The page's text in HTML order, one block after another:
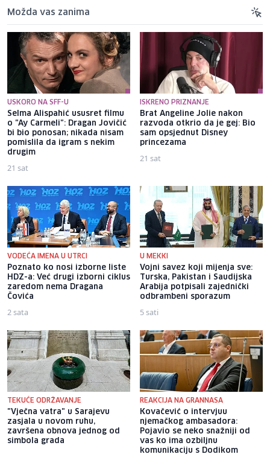
Možda vas zanima
USKORO NA SFF-U
Selma Alispahić ususret filmu
o "Ay Carmeli": Dragan Jovičić
bi bio ponosan; nikada nisam
pomislila da igram s nekim
drugim
21 sat
ISKRENO PRIZNANJE
Brat Angeline Jolie nakon
razvoda otkrio da je gej: Bio
sam opsjednut Disney
princezama
21 sat
VODEĆA IMENA U UTRCI
Poznato ko nosi izborne liste
HDZ-a: Već drugi izborni ciklus
zaredom nema Dragana
Čovića
2 sata
U MEKKI
Vojni savez koji mijenja sve:
Turska, Pakistan i Saudijska
Arabija potpisali zajednički
odbrambeni sporazum
5 sati
TEKUĆE ODRŽAVANJE
"Vječna vatra" u Sarajevu
zasjala u novom ruhu,
završena obnova jednog od
simbola grada
REAKCIJA NA GRANNASA
Kovačević o intervjuu
njemačkog ambasadora:
Pojavio se neko snažniji od
vas ko ima ozbiljnu
komunikaciju s Dodikom